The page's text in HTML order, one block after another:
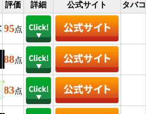
評価 詳細 公式サイト タバ
95点
88点
83点